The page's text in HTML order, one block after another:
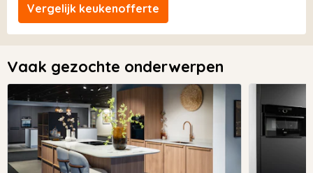
Vergelijk keukenofferte
Vaak gezochte onderwerpen